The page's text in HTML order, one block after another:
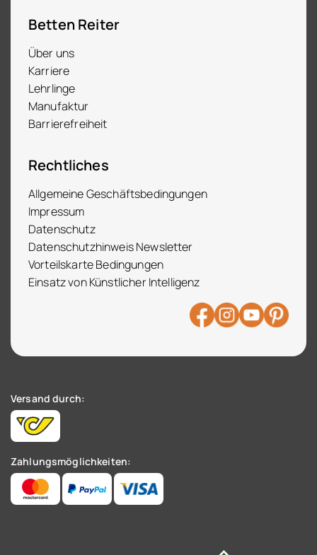
Betten Reiter
Über uns
Karriere
Lehrlinge
Manufaktur
Barrierefreiheit
Rechtliches
Allgemeine Geschäftsbedingungen
Impressum
Datenschutz
Datenschutzhinweis Newsletter
Vorteilskarte Bedingungen
Einsatz von Künstlicher Intelligenz
Versand durch:
Zahlungsmöglichkeiten: